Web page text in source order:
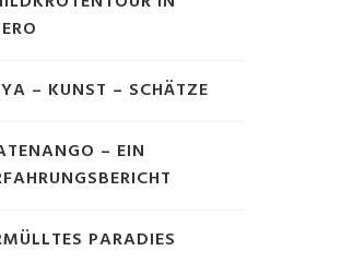
– KUNST – SCHÄTZE
– EIN
PARADIES